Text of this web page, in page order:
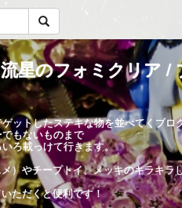
流星のフォミクリア /
ットしたステキな物を並べてくブロ
もないものまで
ろ載っけて行きます。
）やチープトイ、メッキのキラキ
ただくと便利です！